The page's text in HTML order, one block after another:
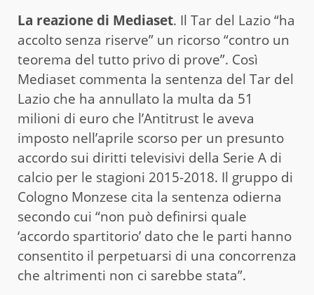
La reazione di Mediaset. Il Tar del Lazio “ha
accolto senza riserve” un ricorso “contro un
teorema del tutto privo di prove”. Così
Mediaset commenta la sentenza del Tar del
Lazio che ha annullato la multa da 51
milioni di euro che l’Antitrust le aveva
imposto nell’aprile scorso per un presunto
accordo sui diritti televisivi della Serie A di
calcio per le stagioni 2015-2018. Il gruppo di
Cologno Monzese cita la sentenza odierna
secondo cui “non può definirsi quale
‘accordo spartitorio’ dato che le parti hanno
consentito il perpetuarsi di una concorrenza
che altrimenti non ci sarebbe stata”.